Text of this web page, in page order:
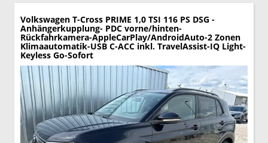
Volkswagen T-Cross PRIME 1,0 TSI 116 PS DSG -
Anhängerkupplung- PDC vorne/hinten-
Rückfahrkamera-AppleCarPlay/AndroidAuto-2 Zonen
Klimaautomatik-USB C-ACC inkl. TravelAssist-IQ Light-
Keyless Go-Sofort